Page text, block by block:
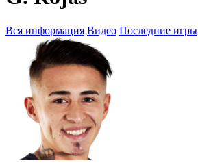
Вся информация Видео Последние игры